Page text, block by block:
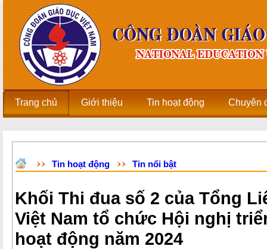
Trang chủ Giới thiệu Tin hoạt động Chuyên
Tin hoạt động Tin nổi bật
Khối Thi đua số 2 của Tổng
Việt Nam tổ chức Hội nghị
hoạt động năm 2024